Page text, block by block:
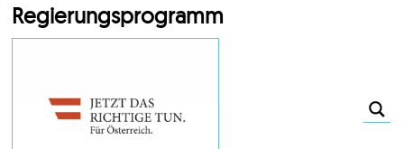
Regierungsprogramm